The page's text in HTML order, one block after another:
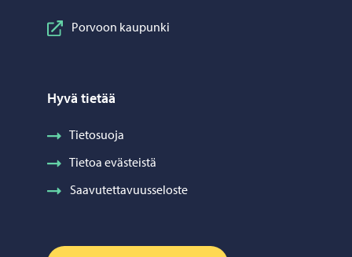
Porvoon kaupunki
Hyvä tietää
Tietosuoja
Tietoa evästeistä
Saavutettavuusseloste